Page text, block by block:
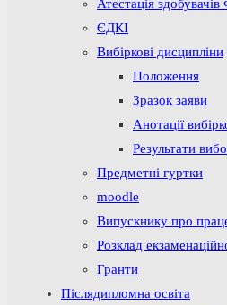
Атестація
ЄДКІ
Вибіркові дисципліни
Положення
Зразок заяви
Анотації
Результати
Предметні гуртки
moodle
Випускнику про
Розклад
Гранти
Післядипломна освіта